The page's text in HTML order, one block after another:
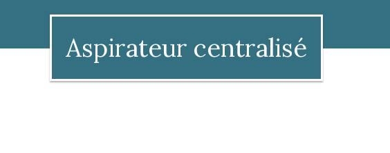
Aspirateur centralisé